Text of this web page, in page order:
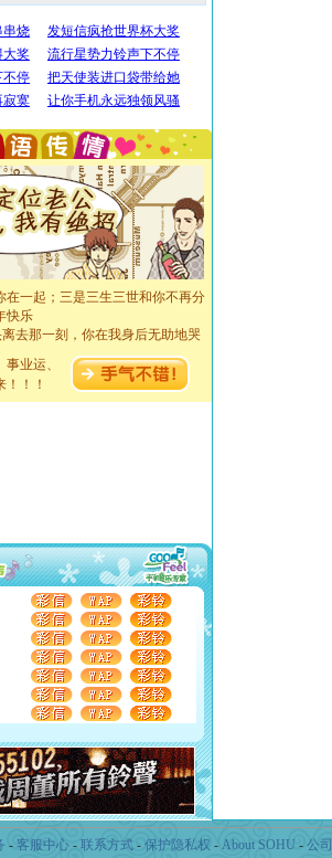
想没什么送给你的，又不打算给
万：千万快乐！千万要健康！千万
千万不要忘记我！
诉你,圣诞要快乐!新年要快乐!天
心,在这个特别的日子里,愿幸福,
的祝愿与你同在.圣诞快乐!
看不到你我要充电；没有你我会
想你是我事业，抱你是我特长，吻
祝你新年快乐
个愿望，一是今生今世和你在一
在一起；三是三生三世和你不再分
快乐
去那一刻，你在我身后无助地哭
多么爱你。我转身抱住你：这猪不
快乐。
半岛铁盒伴身边，每日尽显开心
，劳碌人生需尽欢！听一曲轻歌，
才会想起你,而是这样的日子才
诉你,圣诞要快乐!新年要快乐!天
心,在这个特别的日子里,愿幸福,
好的祝愿与你同在.圣诞快乐!
；看不到你我要充电；没有你我会
想你是我事业，抱你是我特长，吻
祝你新年快乐
三个愿望，一是今生今世和你在一
在一起；三是三生三世和你不再分
乐
去那一刻，你在我身后无助地哭
多么爱你。我转身抱住你：这猪不
年快乐。
半岛铁盒伴身边，每日尽显开心
，劳碌人生需尽欢！听一曲轻歌，
万事如愿
业运、
！！
- 客服中心- 联系方式- 保护隐私权 - About SOHU - 公